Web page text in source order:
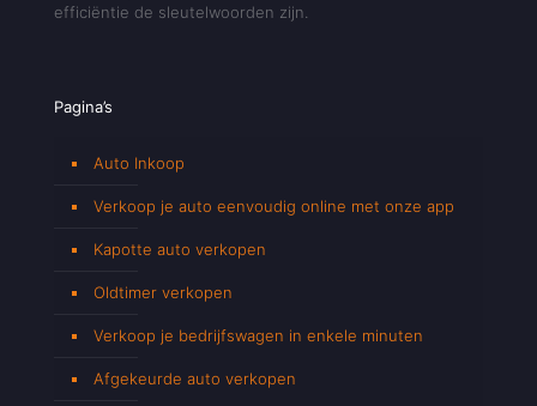
efficiëntie de sleutelwoorden zijn.
Pagina’s
Auto Inkoop
Verkoop je auto eenvoudig online met onze app
Kapotte auto verkopen
Oldtimer verkopen
Verkoop je bedrijfswagen in enkele minuten
Afgekeurde auto verkopen